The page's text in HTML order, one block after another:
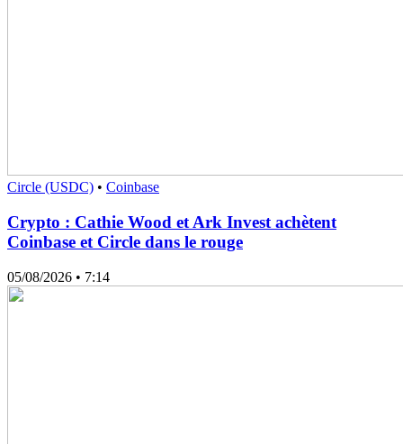
Circle (USDC) • Coinbase
Crypto : Cathie Wood et Ark Invest achètent
Coinbase et Circle dans le rouge
05/08/2026 • 7:14